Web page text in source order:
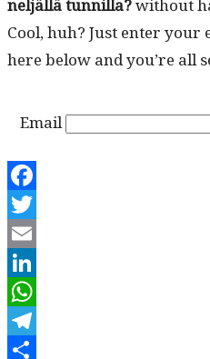
neljäl­lä tun­nil­la?with­out
Cool, huh? Just enter
here below and you’re all
Email
Facebook
Twitter
Email
LinkedIn
WhatsApp
Telegram